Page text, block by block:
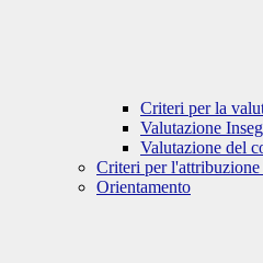
Criteri per la
Valutazione
Valutazione del
Criteri per
Orientamento